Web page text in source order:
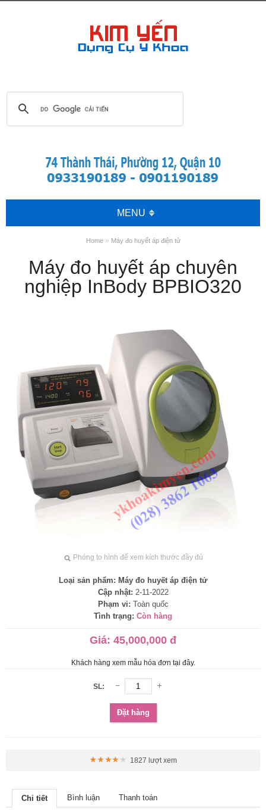
MENU
Home» Máy đo huyết áp điện tử
Máy đo huyết áp chuyên
nghiệp InBody BPBIO320
Phóng to hình để xem kích thước đầy đủ
Loại sản phẩm: Máy đo huyết áp điện tử
Cập nhật: 2-11-2022
Phạm vi: Toàn quốc
Tình trạng: Còn hàng
Giá: 45,000,000 đ
Khách hàng xem mẫu hóa đơn tại đây.
SL:
Đặt hàng
1827 lượt xem
Chi tiết Bình luận Thanh toán